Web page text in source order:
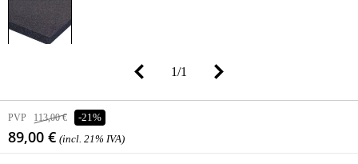
1/1
PVP 113,00 € -21%
89,00 € (incl. 21% IVA)